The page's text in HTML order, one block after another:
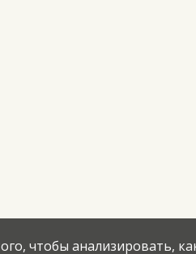
чтобы анализировать,